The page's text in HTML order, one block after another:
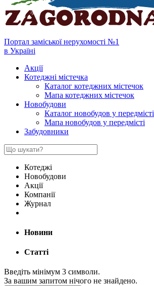
Портал заміської нерухомості №1
в Україні
Акції
Котеджні містечка
Каталог котеджних містечок
Мапа котеджних містечок
Новобудови
Каталог новобудов у передмісті
Мапа новобудов у передмісті
Забудовники
Котеджі
Новобудови
Акції
Компанії
Журнал
Новини
Статті
Введіть мінімум 3 символи.
За вашим запитом нічого не знайдено.